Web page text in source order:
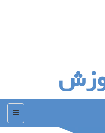
منو